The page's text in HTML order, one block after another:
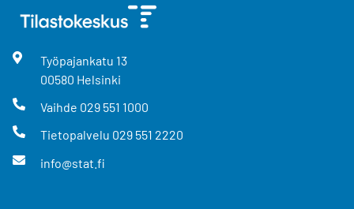
Työpajankatu 13
00580 Helsinki
Vaihde 029 551 1000
Tietopalvelu 029 551 2220
info@stat.fi